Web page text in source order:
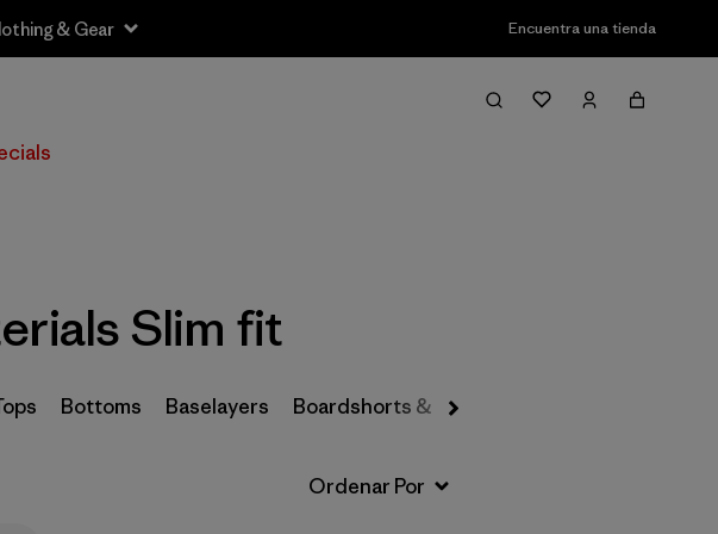
& Gear Encuentra una tienda
Filter & Sort
Slim fit
Bottoms Baselayers Boardshorts & Rashguards